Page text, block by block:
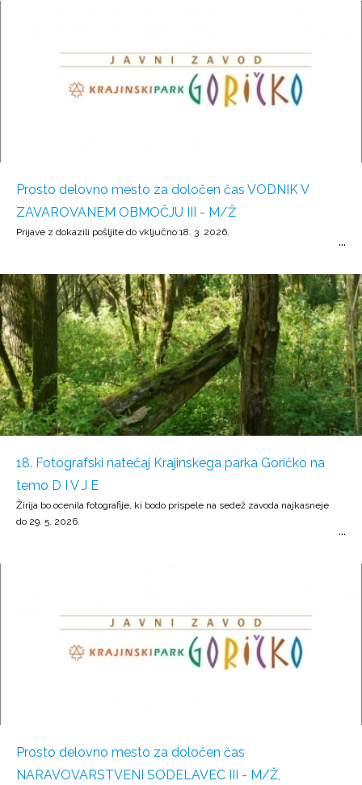
Prosto delovno mesto za določen čas VODNIK V
ZAVAROVANEM OBMOČJU III - M/Ž
Prijave z dokazili pošljite do vključno 18. 3. 2026.
18. Fotografski natečaj Krajinskega parka Goričko na
temo D I V J E
Žirija bo ocenila fotografije, ki bodo prispele na sedež zavoda najkasneje
do 29. 5. 2026.
Prosto delovno mesto za določen čas
NARAVOVARSTVENI SODELAVEC III - M/Ž,